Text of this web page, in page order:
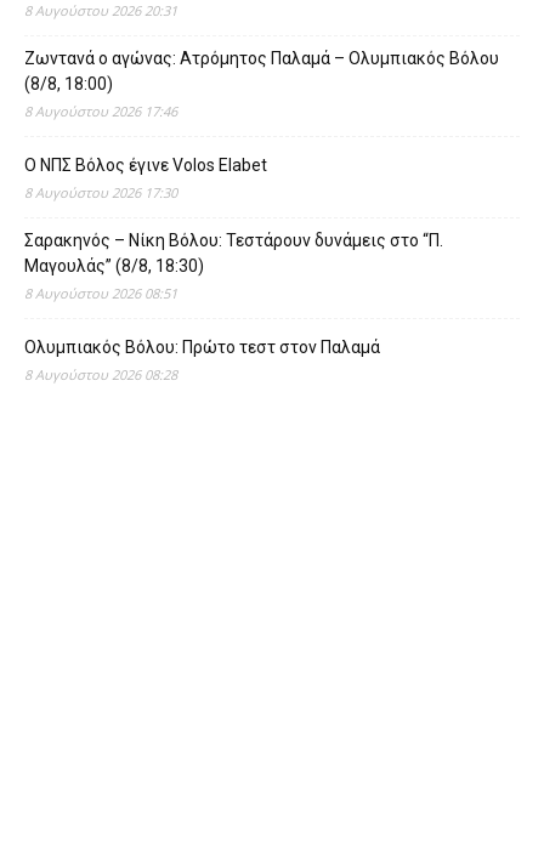
8 Αυγούστου 2026 20:31
Ζωντανά ο αγώνας: Ατρόμητος Παλαμά – Ολυμπιακός Βόλου
(8/8, 18:00)
8 Αυγούστου 2026 17:46
O ΝΠΣ Βόλος έγινε Volos Elabet
8 Αυγούστου 2026 17:30
Σαρακηνός – Νίκη Βόλου: Τεστάρουν δυνάμεις στο “Π.
Μαγουλάς” (8/8, 18:30)
8 Αυγούστου 2026 08:51
Ολυμπιακός Βόλου: Πρώτο τεστ στον Παλαμά
8 Αυγούστου 2026 08:28